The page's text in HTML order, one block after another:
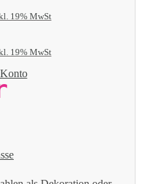
19% MwSt
19% MwSt